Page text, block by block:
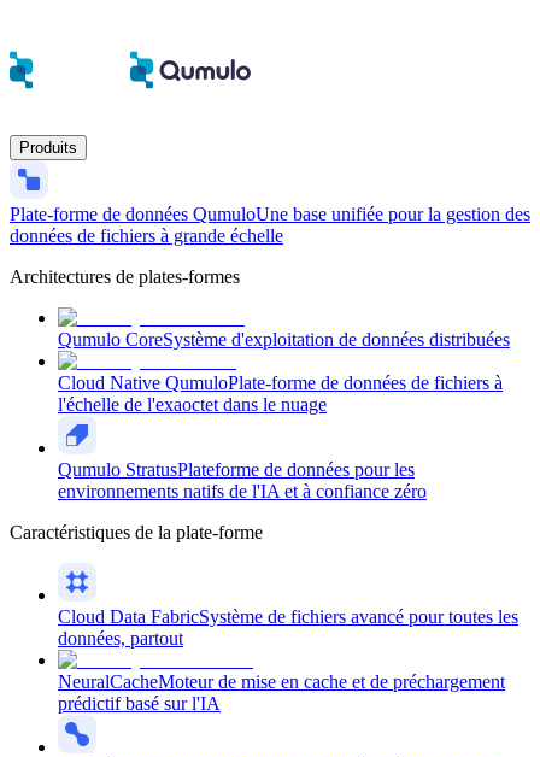
Produits
Plate-forme de données QumuloUne base unifiée pour la gestion des
données de fichiers à grande échelle
Architectures de plates-formes
Qumulo CoreSystème d'exploitation de données distribuées
Cloud Native QumuloPlate-forme de données de fichiers à
l'échelle de l'exaoctet dans le nuage
Qumulo StratusPlateforme de données pour les
environnements natifs de l'IA et à confiance zéro
Caractéristiques de la plate-forme
Cloud Data FabricSystème de fichiers avancé pour toutes les
données, partout
NeuralCacheMoteur de mise en cache et de préchargement
prédictif basé sur l'IA